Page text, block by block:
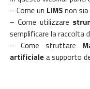
– Come un LIMSnon
– Come utilizzare
semplificare la raccolta
– Come sfruttare
artificiale a supporto